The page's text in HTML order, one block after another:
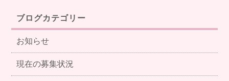
ブログカテゴリー
お知らせ
現在の募集状況